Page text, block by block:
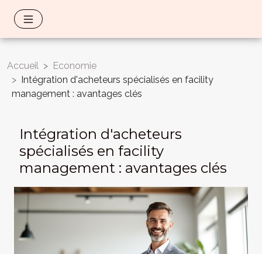
Accueil
Economie
Intégration d'acheteurs spécialisés en facility
management : avantages clés
Intégration d'acheteurs
spécialisés en facility
management : avantages clés